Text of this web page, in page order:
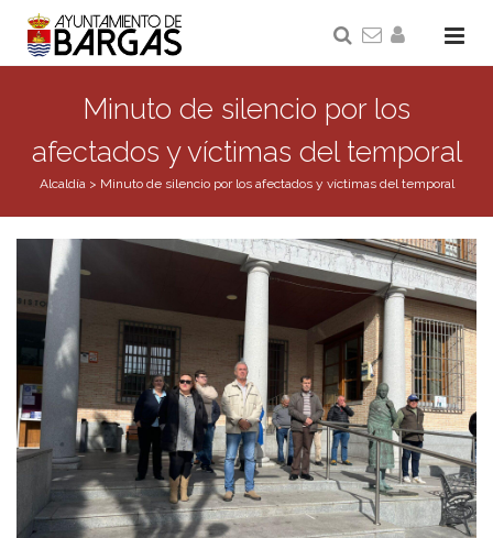
Minuto de silencio por los
afectados y víctimas del temporal
Alcaldía> Minuto de silencio por los afectados y víctimas del temporal